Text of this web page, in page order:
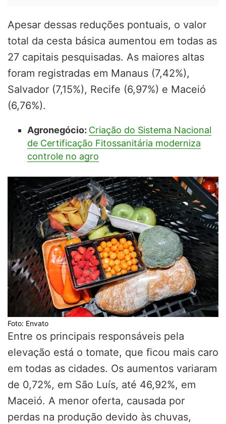
Apesar dessas reduções pontuais, o valor
total da cesta básica aumentou em todas as
27 capitais pesquisadas. As maiores altas
foram registradas em Manaus (7,42%),
Salvador (7,15%), Recife (6,97%) e Maceió
(6,76%).
Agronegócio: Criação do Sistema Nacional
de Certificação Fitossanitária moderniza
controle no agro
Foto: Envato
Entre os principais responsáveis pela
elevação está o tomate, que ficou mais caro
em todas as cidades. Os aumentos variaram
de 0,72%, em São Luís, até 46,92%, em
Maceió. A menor oferta, causada por
perdas na produção devido às chuvas,